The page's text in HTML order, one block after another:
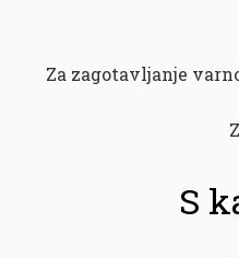
Za zagotavljanje
S